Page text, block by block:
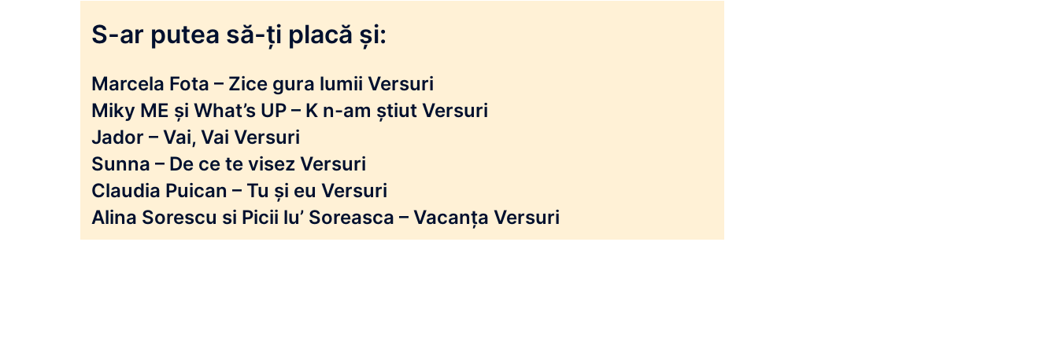
S-ar putea să-ți placă și:
Marcela Fota – Zice gura lumii Versuri
Miky ME și What’s UP – K n-am știut Versuri
Jador – Vai, Vai Versuri
Sunna – De ce te visez Versuri
Claudia Puican – Tu și eu Versuri
Alina Sorescu si Picii lu’ Soreasca – Vacanța Versuri